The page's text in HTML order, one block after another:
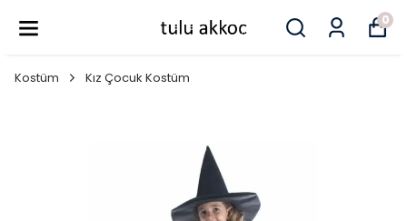
0
Kostüm Kız Çocuk Kostüm